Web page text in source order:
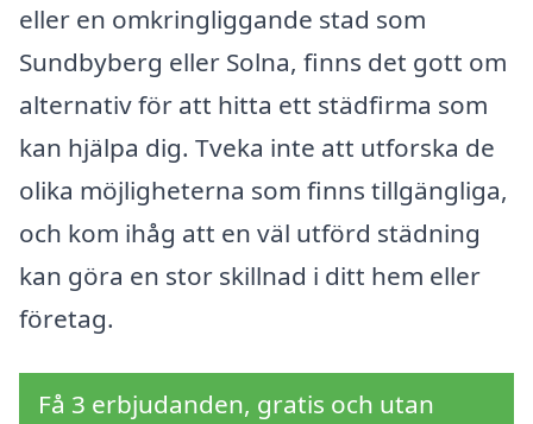
eller en omkringliggande stad som
Sundbyberg eller Solna, finns det gott om
alternativ för att hitta ett städfirma som
kan hjälpa dig. Tveka inte att utforska de
olika möjligheterna som finns tillgängliga,
och kom ihåg att en väl utförd städning
kan göra en stor skillnad i ditt hem eller
företag.
Få 3 erbjudanden, gratis och utan